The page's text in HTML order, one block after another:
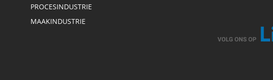
PROCESINDUSTRIE
MAAKINDUSTRIE